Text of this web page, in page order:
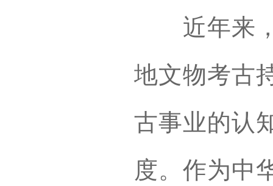
近年来，
地文物考古
古事业的认
度。作为中